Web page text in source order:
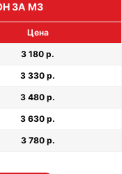
ЗА М3
Цена
3 180 р.
3 330 р.
3 480 р.
3 630 р.
3 780 р.